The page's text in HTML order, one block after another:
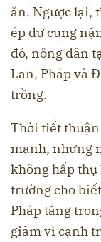
ăn. Ngược lại,
ép dư cung
đó, nông dân
Lan, Pháp và
trồng.
Thời tiết
mạnh, nhưng
không hấp
trường cho
Pháp tăng
giảm vì cạnh